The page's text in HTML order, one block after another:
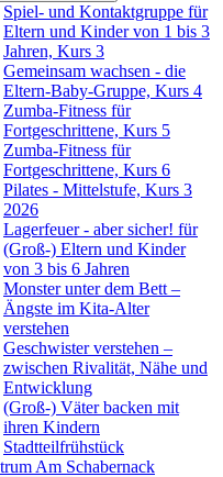
Spiel- und Kontaktgruppe für
Eltern und Kinder von 1 bis 3
Jahren, Kurs 3
Gemeinsam wachsen - die
Eltern-Baby-Gruppe, Kurs 4
Zumba-Fitness für
Fortgeschrittene, Kurs 5
Zumba-Fitness für
Fortgeschrittene, Kurs 6
Pilates - Mittelstufe, Kurs 3
2026
Lagerfeuer - aber sicher! für
(Groß-) Eltern und Kinder
von 3 bis 6 Jahren
Monster unter dem Bett –
Ängste im Kita-Alter
verstehen
Geschwister verstehen –
zwischen Rivalität, Nähe und
Entwicklung
(Groß-) Väter backen mit
ihren Kindern
Stadtteilfrühstück
Am Schabernack